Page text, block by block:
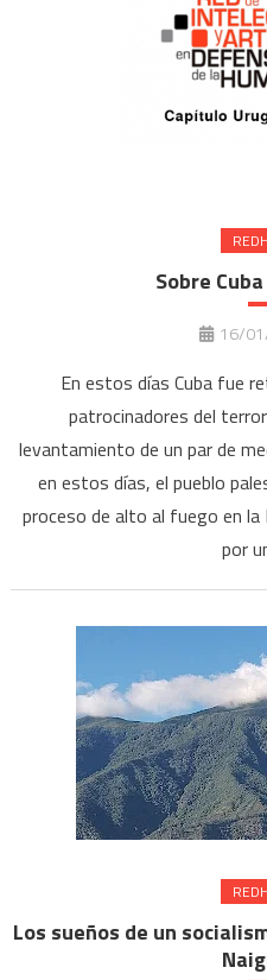
Sobre
16/
En estos días Cuba fue
patrocinadores del
levantamiento de un par de
en estos días, el pueblo
proceso de alto al fuego en la
por
Los sueños de un